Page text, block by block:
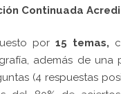
Continuada
por 15 temas,
además de
(4 respuestas